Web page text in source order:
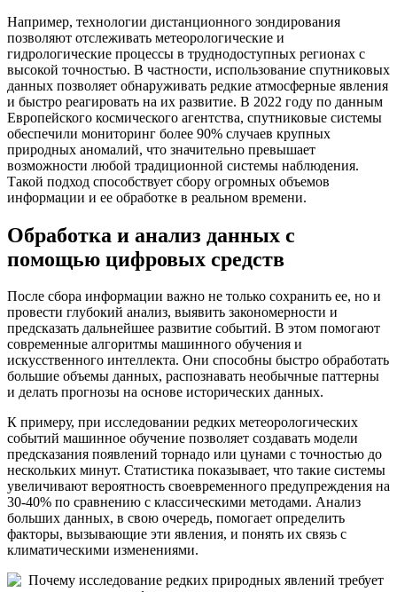
Например, технологии дистанционного зондирования
позволяют отслеживать метеорологические и
гидрологические процессы в труднодоступных регионах с
высокой точностью. В частности, использование спутниковых
данных позволяет обнаруживать редкие атмосферные явления
и быстро реагировать на их развитие. В 2022 году по данным
Европейского космического агентства, спутниковые системы
обеспечили мониторинг более 90% случаев крупных
природных аномалий, что значительно превышает
возможности любой традиционной системы наблюдения.
Такой подход способствует сбору огромных объемов
информации и ее обработке в реальном времени.
Обработка и анализ данных с
помощью цифровых средств
После сбора информации важно не только сохранить ее, но и
провести глубокий анализ, выявить закономерности и
предсказать дальнейшее развитие событий. В этом помогают
современные алгоритмы машинного обучения и
искусственного интеллекта. Они способны быстро обработать
большие объемы данных, распознавать необычные паттерны
и делать прогнозы на основе исторических данных.
К примеру, при исследовании редких метеорологических
событий машинное обучение позволяет создавать модели
предсказания появлений торнадо или цунами с точностью до
нескольких минут. Статистика показывает, что такие системы
увеличивают вероятность своевременного предупреждения на
30-40% по сравнению с классическими методами. Анализ
больших данных, в свою очередь, помогает определить
факторы, вызывающие эти явления, и понять их связь с
климатическими изменениями.